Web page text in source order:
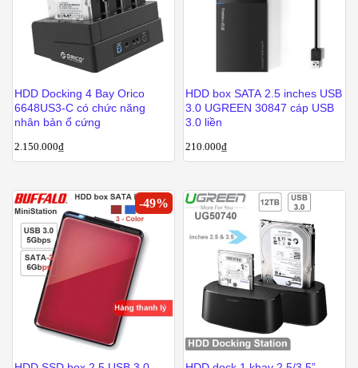
HDD Docking 4 Bay Orico
6648US3-C có chức năng
nhân bản ổ cứng
2.150.000₫
HDD box SATA 2.5 inches USB
3.0 UGREEN 30847 cáp USB
3.0 liền
210.000₫
-49%